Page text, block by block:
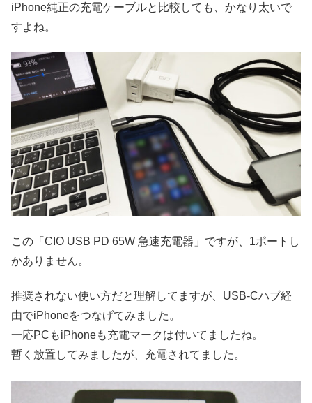
iPhone純正の充電ケーブルと比較しても、かなり太いで
すよね。
この「CIO USB PD 65W 急速充電器」ですが、1ポートし
かありません。
推奨されない使い方だと理解してますが、USB-Cハブ経
由でiPhoneをつなげてみました。
一応PCもiPhoneも充電マークは付いてましたね。
暫く放置してみましたが、充電されてました。